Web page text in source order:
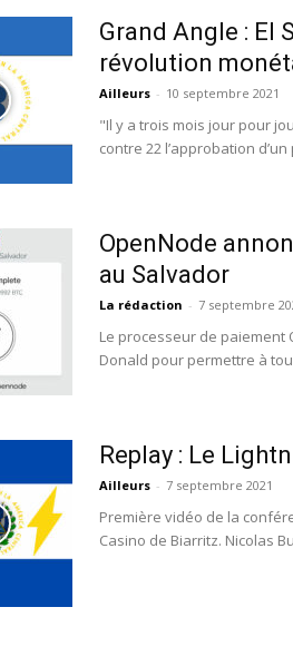
Grand Angle : El
révolution
Ailleurs - 10 septembre 2021
"Il y a trois mois jour pour
contre 22 l’approbation
OpenNode
au Salvador
La rédaction - 7 septembre
Le processeur de
Donald pour permettre à
Replay : Le
Ailleurs - 7 septembre 2021
Première vidéo de la
Casino de Biarritz. Nicolas